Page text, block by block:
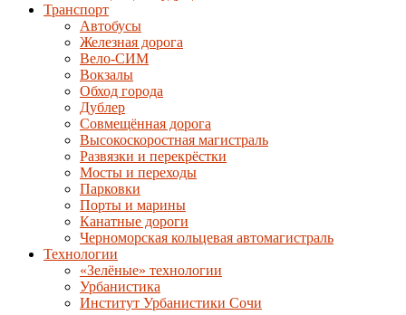
Транспорт
Автобусы
Железная дорога
Вело-СИМ
Вокзалы
Обход города
Дублер
Совмещённая дорога
Высокоскоростная магистраль
Развязки и перекрёстки
Мосты и переходы
Парковки
Порты и марины
Канатные дороги
Черноморская кольцевая автомагистраль
Технологии
«Зелёные» технологии
Урбанистика
Институт Урбанистики Сочи